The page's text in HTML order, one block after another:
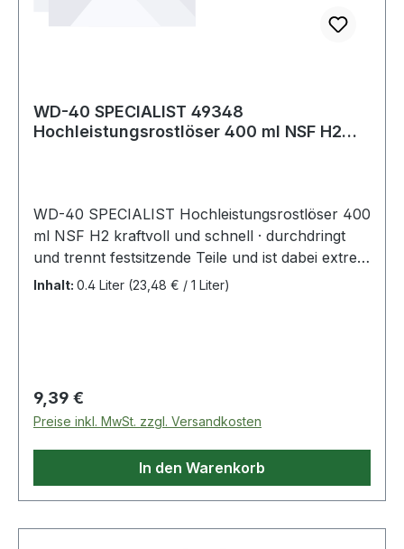
WD-40 SPECIALIST 49348
Hochleistungsrostlöser 400 ml NSF H2
WD-40 SPECIALIST Hochleistungsrostlöser 400
ml NSF H2 kraftvoll und schnell · durchdringt
und trennt festsitzende Teile und ist dabei extrem
wasserabweisend zum Schutz vor weiterer
Inhalt: 0.4 Liter (23,48 € / 1 Liter)
Regulärer Preis:
9,39 €
Preise inkl. MwSt. zzgl. Versandkosten
In den Warenkorb